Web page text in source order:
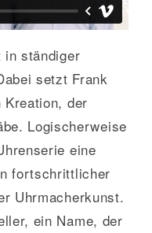
in ständiger
setzt Frank
der
Logischerweise
eine
fortschrittlicher
Uhrmacherkunst.
ein Name, der